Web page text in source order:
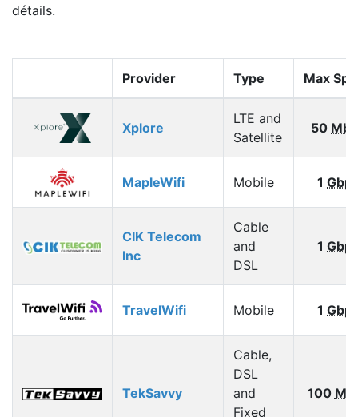
détails.
Provider Type Max
Xplore
LTE and
Satellite
50
MapleWifi Mobile 1
CIK Telecom
Inc
Cable
and
DSL
1
TravelWifi Mobile 1
TekSavvy
Cable,
DSL
and
Fixed
100